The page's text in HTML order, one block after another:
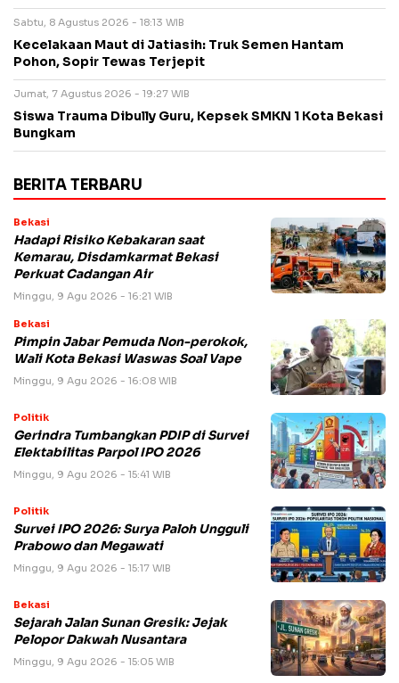
Sabtu, 8 Agustus 2026 - 18:13 WIB
Kecelakaan Maut di Jatiasih: Truk Semen Hantam
Pohon, Sopir Tewas Terjepit
Jumat, 7 Agustus 2026 - 19:27 WIB
Siswa Trauma Dibully Guru, Kepsek SMKN 1 Kota Bekasi
Bungkam
BERITA TERBARU
Bekasi
Hadapi Risiko Kebakaran saat
Kemarau, Disdamkarmat Bekasi
Perkuat Cadangan Air
Minggu, 9 Agu 2026 - 16:21 WIB
Bekasi
Pimpin Jabar Pemuda Non-perokok,
Wali Kota Bekasi Waswas Soal Vape
Minggu, 9 Agu 2026 - 16:08 WIB
Politik
Gerindra Tumbangkan PDIP di Survei
Elektabilitas Parpol IPO 2026
Minggu, 9 Agu 2026 - 15:41 WIB
Politik
Survei IPO 2026: Surya Paloh Ungguli
Prabowo dan Megawati
Minggu, 9 Agu 2026 - 15:17 WIB
Bekasi
Sejarah Jalan Sunan Gresik: Jejak
Pelopor Dakwah Nusantara
Minggu, 9 Agu 2026 - 15:05 WIB